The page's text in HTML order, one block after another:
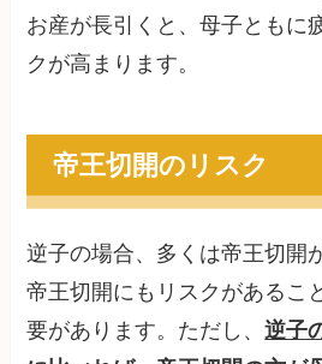
お産が長引くと、母子ともに
クが高まります。
帝王切開のリスク
逆子の場合、多くは帝王切開
帝王切開にもリスクがあるこ
要があります。ただし、逆子